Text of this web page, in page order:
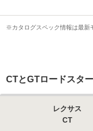
※カタログスペック情報は最新
CTとGTロードスタ
レクサス
CT